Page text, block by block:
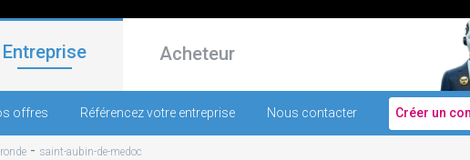
Entreprise Acheteur
offres Référencez votre entreprise Nous contacter Créer un
- saint-aubin-de-medoc